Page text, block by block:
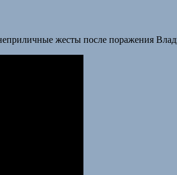
жесты после поражения